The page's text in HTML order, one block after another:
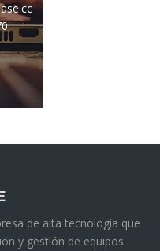
de alta tecnología que
y gestión de equipos